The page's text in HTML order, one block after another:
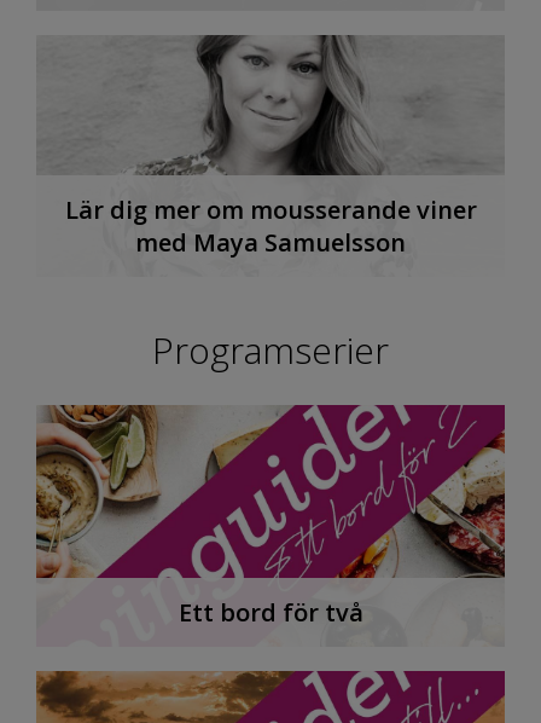
Lär dig mer om mousserande viner
med Maya Samuelsson
Programserier
Ett bord för två